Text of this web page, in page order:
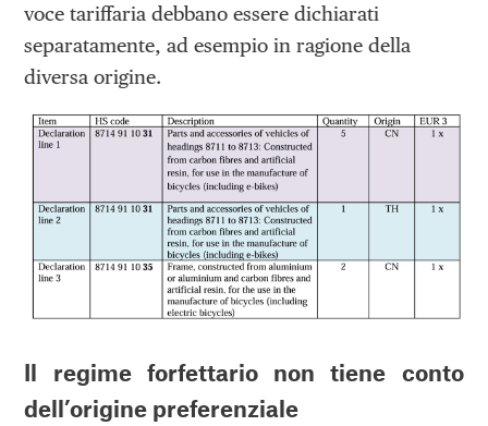
voce tariffaria debbano essere dichiarati
separatamente, ad esempio in ragione della
diversa origine.
Il regime forfettario non tiene conto
dell’origine preferenziale